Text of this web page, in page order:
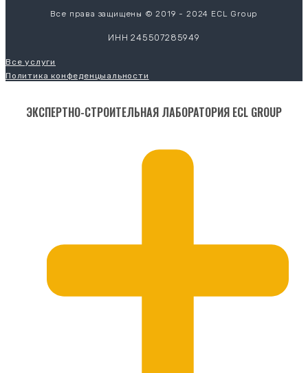
Все права защищены © 2019 - 2024 ECL Group
ИНН 245507285949
Все услуги
Политика конфеденцыальности
ЭКСПЕРТНО-СТРОИТЕЛЬНАЯ ЛАБОРАТОРИЯ ECL GROUP